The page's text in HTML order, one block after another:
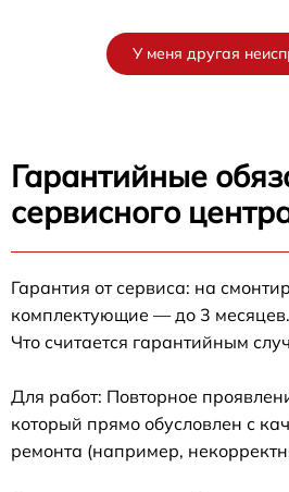
У меня другая
Гарантийные
сервисного
Гарантия от сервиса: на
комплектующие — до 3 месяцев.
Что считается гарантийным
Для работ: Повторное
который прямо обусловлен с
ремонта (например,